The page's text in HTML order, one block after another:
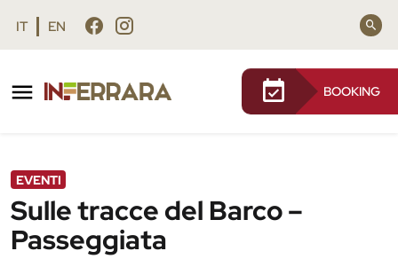
Vai al contenuto principale
Vai al footer
IT EN
BOOKING
Sulle tracce del Barco – Passeggiata
EVENTI
Sulle tracce del Barco –
Passeggiata